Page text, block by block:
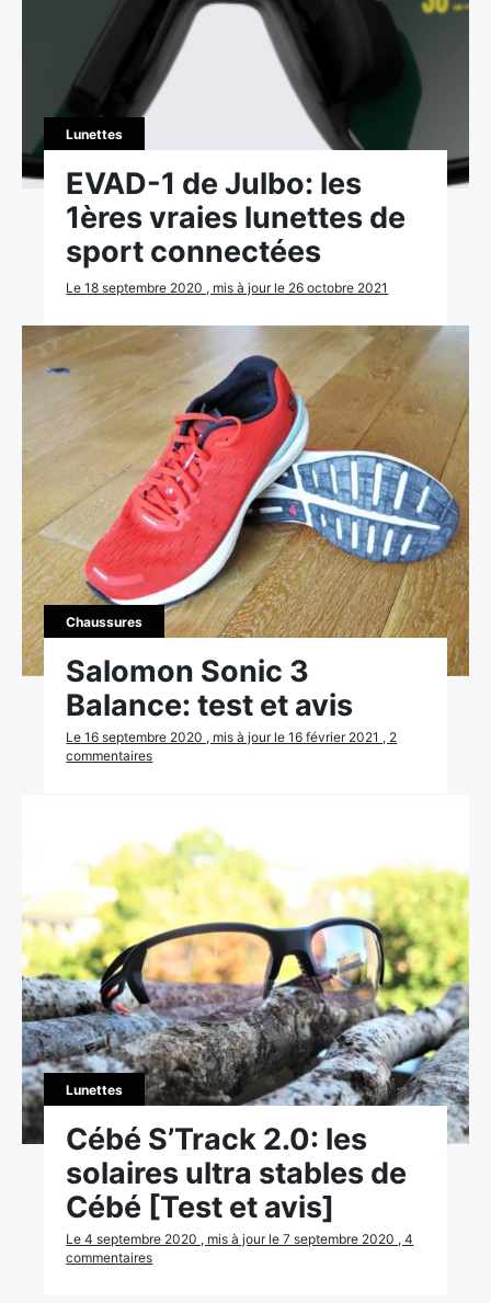
Lunettes
EVAD-1 de Julbo: les
1ères vraies lunettes de
sport connectées
Le 18 septembre 2020 , mis à jour le 26 octobre 2021
Chaussures
Salomon Sonic 3
Balance: test et avis
Le 16 septembre 2020 , mis à jour le 16 février 2021 , 2
commentaires
Lunettes
Cébé S’Track 2.0: les
solaires ultra stables de
Cébé [Test et avis]
Le 4 septembre 2020 , mis à jour le 7 septembre 2020 , 4
commentaires